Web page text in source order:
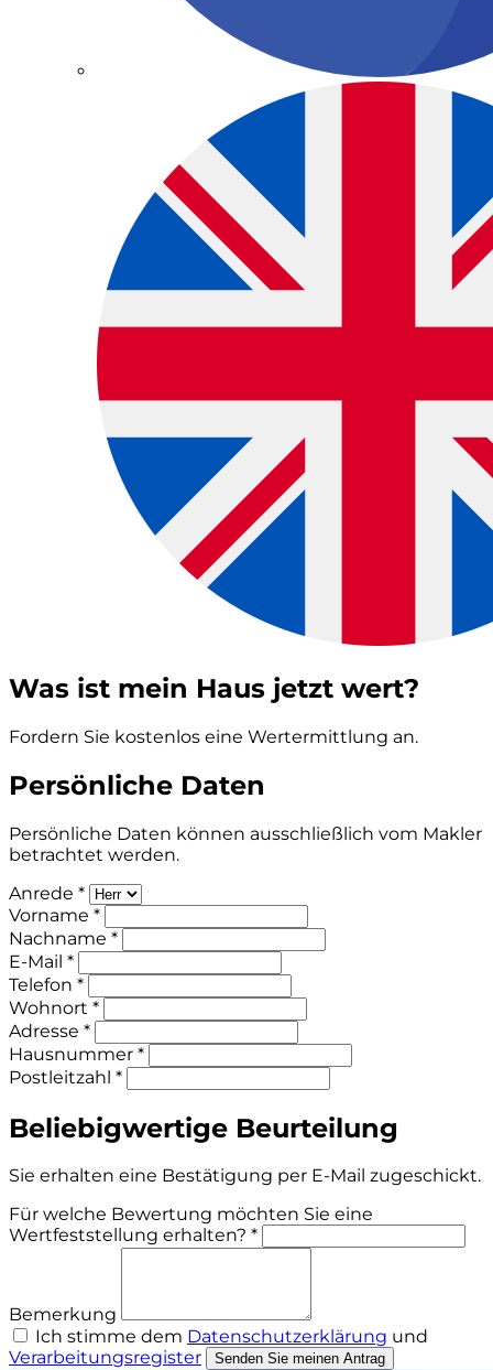
Was ist mein Haus jetzt wert?
Fordern Sie kostenlos eine Wertermittlung an.
Persönliche Daten
Persönliche Daten können ausschließlich vom Makler
betrachtet werden.
Anrede *
Vorname *
Nachname *
E-Mail *
Telefon *
Wohnort *
Adresse *
Hausnummer *
Postleitzahl *
Beliebigwertige Beurteilung
Sie erhalten eine Bestätigung per E-Mail zugeschickt.
Für welche Bewertung möchten Sie eine
Wertfeststellung erhalten? *
Bemerkung
Ich stimme dem Datenschutzerklärung und
Verarbeitungsregister
Senden Sie meinen Antrag